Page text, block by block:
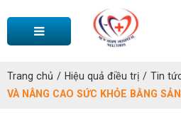
Trang chủ / Hiệu quả điều trị / Tin
VÀ NÂNG CAO SỨC KHỎE BẰNG